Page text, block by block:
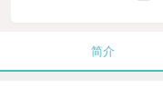
简介